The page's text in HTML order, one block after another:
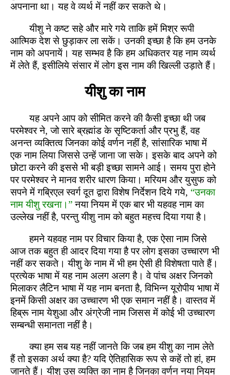
अपनाना था। यह वे व्यर्थ में नहीं कर सकते थे।
यीशु ने कष्ट सहे और मारे गये ताकि हमें मिश्र रूपी
आत्मिक देश से छुड़ाकर ला सकें। उनकी इच्छा है कि हम उनके
नाम को अपनायें। यह सम्भव है कि हम अधिकतर यह नाम व्यर्थ
में लेते हैं, इसीलिये संसार में लोग इस नाम की खिल्ली उड़ाते हैं।
यीशु का नाम
यह अपने आप को सीमित करने की कैसी इच्छा थी जब
परमेश्वर ने, जो सारे ब्रह्मांड के सृष्टिकर्ता और प्रभु हैं, वह
अनन्त व्यक्तित्व जिनका कोई वर्णन नहीं है, सांसारिक भाषा में
एक नाम लिया जिससे उन्हें जाना जा सके। इसके बाद अपने को
छोटा करने की इससे भी बड़ी इच्छा सामने आई। समय पुरा होने
पर परमेश्वर ने मानव शरीर धारण किया। मरियम और युसुफ को
सपने में गब्रिएल स्वर्ग दूत द्वारा विशेष निर्देशन दिये गये, “उनका
नाम यीशु रखना।”नया नियम में एक बार भी यहवह नाम का
उल्लेख नहीं है, परन्तु यीशु नाम को बहुत महत्त्व दिया गया है।
हमने यहवह नाम पर विचार किया है, एक ऐसा नाम जिसे
आज तक बहुत ही आदर दिया गया है पर लोग इसका उच्चारण भी
नहीं कर सकते। यीशु के नाम में भी हम ऐसी ही विशेषता पाते हैं।
प्रत्येक भाषा में यह नाम अलग अलग है। वे पांच अक्षर जिनको
मिलाकर लैटिन भाषा में यह नाम बनता है, विभिन्न यूरोपीय भाषा में
इनमें किसी अक्षर का उच्चारण भी एक समान नहीं है। वास्तव में
हिब्रू नाम येशुआ और अंग्रेजी नाम जिसस में कोई भी उच्चारण
सम्बन्धी समानता नहीं है।
क्या हम सब यह नहीं जानते कि जब हम यीशु का नाम लेते
हैं तो इसका अर्थ क्या है? यदि ऐतिहासिक रूप से कहें तो हां, हम
जानते हैं। यीशु उस व्यक्ति का नाम है जिनका वर्णन नया नियम